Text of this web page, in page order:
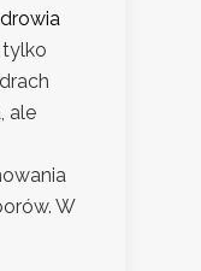
tylko
ale
W